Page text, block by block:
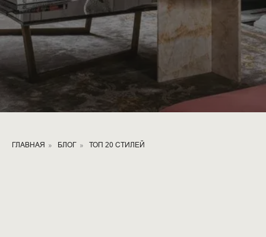
ГЛАВНАЯ » БЛОГ » ТОП 20 СТИЛЕЙ